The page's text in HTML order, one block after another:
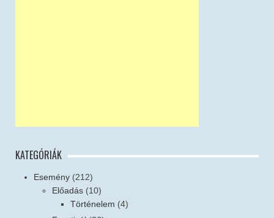
KATEGÓRIÁK
Esemény (212)
Előadás (10)
Történelem (4)